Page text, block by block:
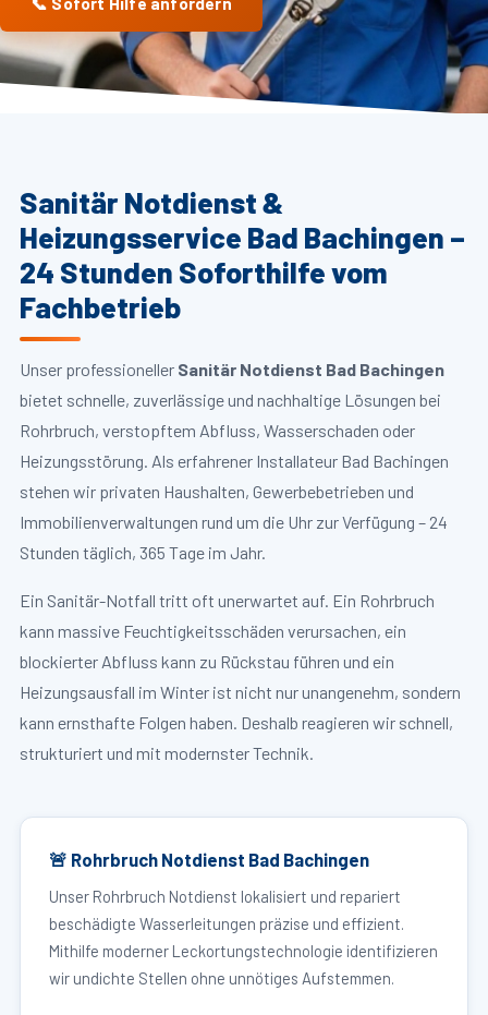
Sanitär Notdienst &
Heizungsservice Bad Bachingen –
24 Stunden Soforthilfe vom
Fachbetrieb
Unser professioneller Sanitär Notdienst Bad Bachingen
bietet schnelle, zuverlässige und nachhaltige Lösungen bei
Rohrbruch, verstopftem Abfluss, Wasserschaden oder
Heizungsstörung. Als erfahrener Installateur Bad Bachingen
stehen wir privaten Haushalten, Gewerbebetrieben und
Immobilienverwaltungen rund um die Uhr zur Verfügung – 24
Stunden täglich, 365 Tage im Jahr.
Ein Sanitär-Notfall tritt oft unerwartet auf. Ein Rohrbruch
kann massive Feuchtigkeitsschäden verursachen, ein
blockierter Abfluss kann zu Rückstau führen und ein
Heizungsausfall im Winter ist nicht nur unangenehm, sondern
kann ernsthafte Folgen haben. Deshalb reagieren wir schnell,
strukturiert und mit modernster Technik.
🚨 Rohrbruch Notdienst Bad Bachingen
Unser Rohrbruch Notdienst lokalisiert und repariert
beschädigte Wasserleitungen präzise und effizient.
Mithilfe moderner Leckortungstechnologie identifizieren
wir undichte Stellen ohne unnötiges Aufstemmen.